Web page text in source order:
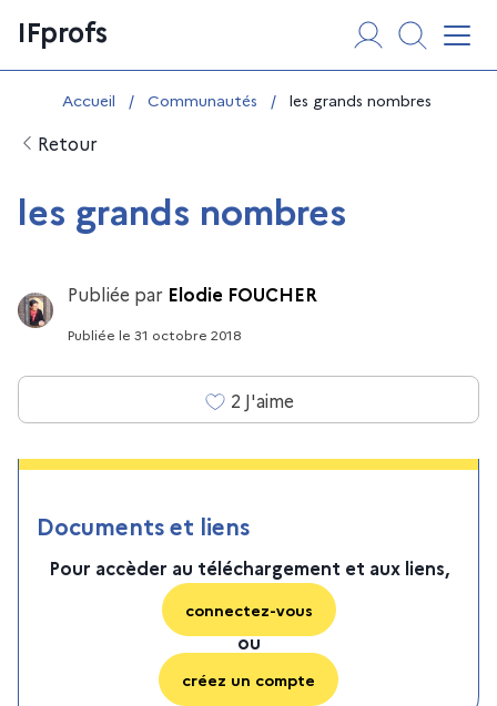
au
contenu
IFprofs
Vous êtes ici :
Accueil / Communautés / les grands nombres
Retour
les grands nombres
Publiée par Elodie FOUCHER
Publiée le 31 octobre 2018
2 J'aime
Documents et liens
Pour accèder au téléchargement et aux liens,
connectez-vous
ou
créez un compte